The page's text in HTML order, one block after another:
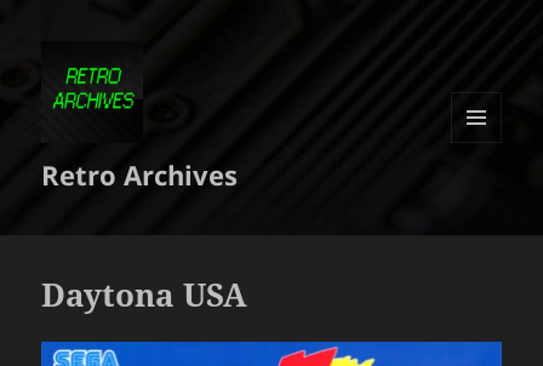
Retro Archives
Daytona USA